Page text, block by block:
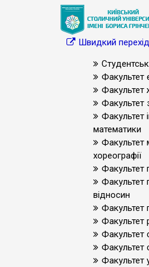
Швидкий перехід
Факультет
Факультет
Факультет
Факультет
математики
Факультет
хореографії
Факультет
Факультет
відносин
Факультет
Факультет
Факультет
Факультет
Факультет